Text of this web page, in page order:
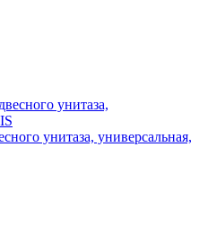
унитаза, универсальная,